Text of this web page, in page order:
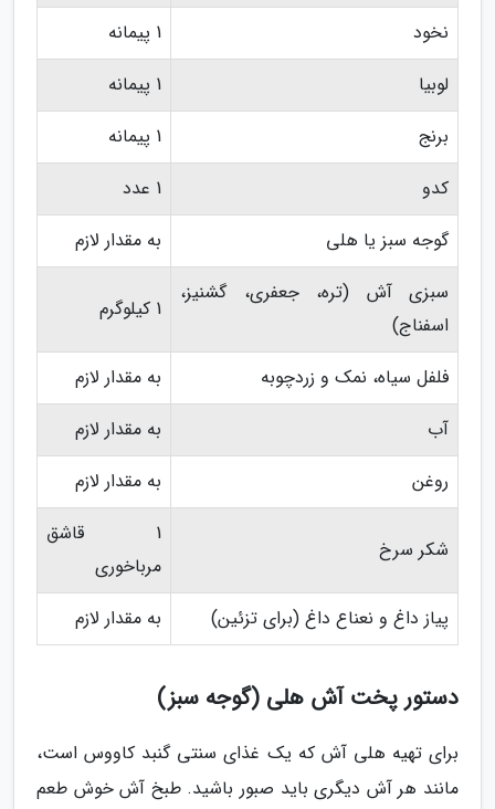
نخود
1 پیمانه
لوبیا
1 پیمانه
برنج
1 پیمانه
کدو
1 عدد
گوجه سبز یا هلی
به مقدار لازم
سبزی آش (تره، جعفری، گشنیز،
اسفناج)
1 کیلوگرم
فلفل سیاه، نمک و زردچوبه
به مقدار لازم
آب
به مقدار لازم
روغن
به مقدار لازم
شکر سرخ
1 قاشق
مرباخوری
پیاز داغ و نعناع داغ (برای تزئین)
به مقدار لازم
دستور پخت آش هلی (گوجه سبز)
برای تهیه هلی آش که یک غذای سنتی گنبد کاووس است،
مانند هر آش دیگری باید صبور باشید. طبخ آش خوش طعم